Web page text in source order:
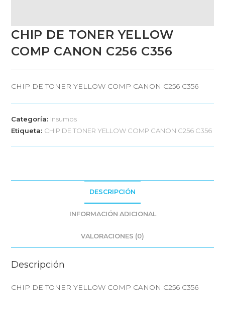
CHIP DE TONER YELLOW
COMP CANON C256 C356
CHIP DE TONER YELLOW COMP CANON C256 C356
Categoría: Insumos
Etiqueta: CHIP DE TONER YELLOW COMP CANON C256 C356
DESCRIPCIÓN
INFORMACIÓN ADICIONAL
VALORACIONES (0)
Descripción
CHIP DE TONER YELLOW COMP CANON C256 C356